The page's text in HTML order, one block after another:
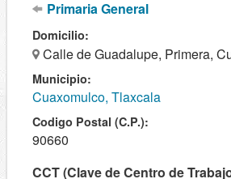
Primaria General
Domicilio:
Calle de Guadalupe, Primera,
Municipio:
Cuaxomulco, Tlaxcala
Codigo Postal (C.P.):
90660
CCT (Clave de Centro de